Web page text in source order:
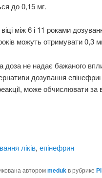
до 0,15 мг.
між 6 і 11 роками
можуть отримувати 0,3
не надає бажаного
дозування
може обчислювати за
ліків, епінефрин
авторомmedukв рубрике